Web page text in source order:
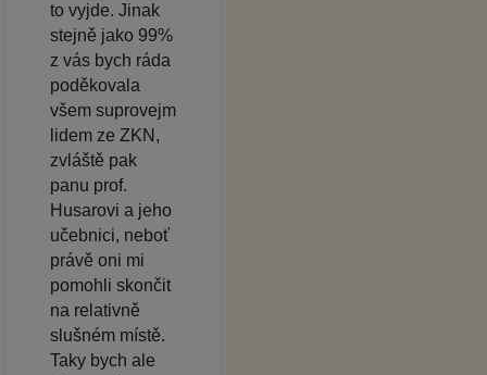
to vyjde. Jinak
stejně jako 99%
z vás bych ráda
poděkovala
všem suprovejm
lidem ze ZKN,
zvláště pak
panu prof.
Husarovi a jeho
učebnici, neboť
právě oni mi
pomohli skončit
na relativně
slušném místě.
Taky bych ale